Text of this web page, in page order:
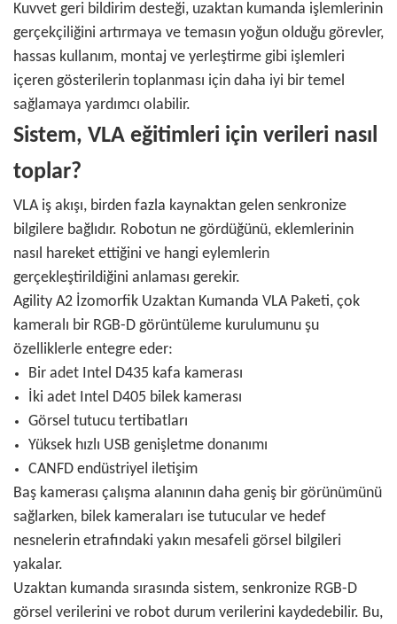
Kuvvet geri bildirim desteği, uzaktan kumanda işlemlerinin
gerçekçiliğini artırmaya ve temasın yoğun olduğu görevler,
hassas kullanım, montaj ve yerleştirme gibi işlemleri
içeren gösterilerin toplanması için daha iyi bir temel
sağlamaya yardımcı olabilir.
Sistem, VLA eğitimleri için verileri nasıl
toplar?
VLA iş akışı, birden fazla kaynaktan gelen senkronize
bilgilere bağlıdır. Robotun ne gördüğünü, eklemlerinin
nasıl hareket ettiğini ve hangi eylemlerin
gerçekleştirildiğini anlaması gerekir.
Agility A2 İzomorfik Uzaktan Kumanda VLA Paketi, çok
kameralı bir RGB-D görüntüleme kurulumunu şu
özelliklerle entegre eder:
Bir adet Intel D435 kafa kamerası
İki adet Intel D405 bilek kamerası
Görsel tutucu tertibatları
Yüksek hızlı USB genişletme donanımı
CANFD endüstriyel iletişim
Baş kamerası çalışma alanının daha geniş bir görünümünü
sağlarken, bilek kameraları ise tutucular ve hedef
nesnelerin etrafındaki yakın mesafeli görsel bilgileri
yakalar.
Uzaktan kumanda sırasında sistem, senkronize RGB-D
görsel verilerini ve robot durum verilerini kaydedebilir. Bu,